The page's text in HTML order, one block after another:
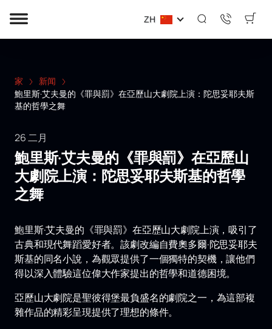
ZH
家
新闻
鮑里斯·艾夫曼的《罪與罰》在亞歷山大劇院上演：陀思妥耶夫斯
基的哲學之舞
26 二月
鮑里斯·艾夫曼的《罪與罰》在亞歷山
大劇院上演：陀思妥耶夫斯基的哲學
之舞
鮑里斯·艾夫曼的《罪與罰》在亞歷山大劇院上演，吸引了
古典和現代舞蹈愛好者。該劇改編自費奧多爾·陀思妥耶夫
斯基的同名小說，為觀眾提供了一個獨特的契機，讓他們
得以深入體驗這位偉大作家提出的哲學和道德困境。
亞歷山大劇院是聖彼得堡最負盛名的劇院之一，為這部複
雜作品的精彩呈現提供了理想的條件。